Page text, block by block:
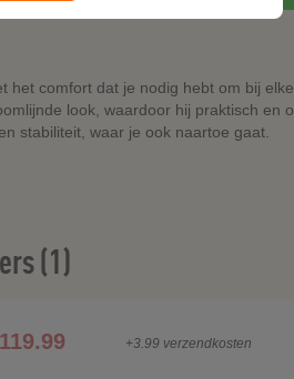
het comfort dat je nodig hebt om bij
look, waardoor hij praktisch en
stabiliteit, waar je ook naartoe gaat.
(1)
119.99 +3.99 verzendkosten